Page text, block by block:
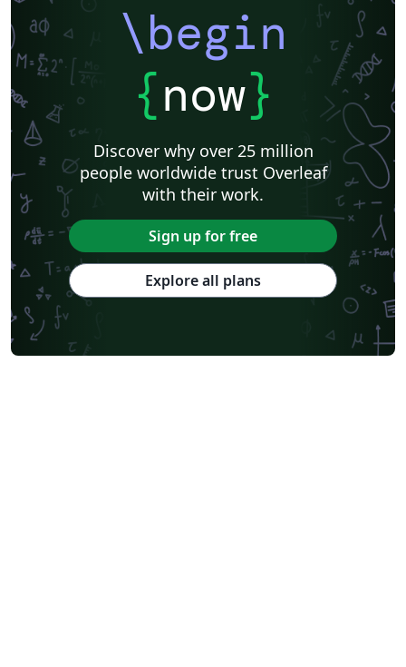
\begin
{now}
Discover why over 25 million
people worldwide trust Overleaf
with their work.
Sign up for free
Explore all plans